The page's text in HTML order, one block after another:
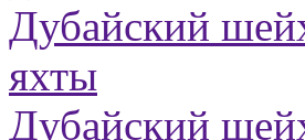
Дубайский
яхты
Дубайский